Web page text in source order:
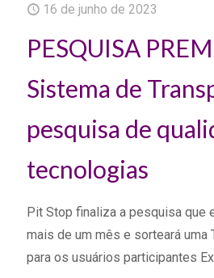
16 de junho de 2023
PESQUISA
Sistema de
pesquisa de
tecnologias
Pit Stop finaliza a pesquisa que
mais de um mês e sorteará uma
para os usuários participantes